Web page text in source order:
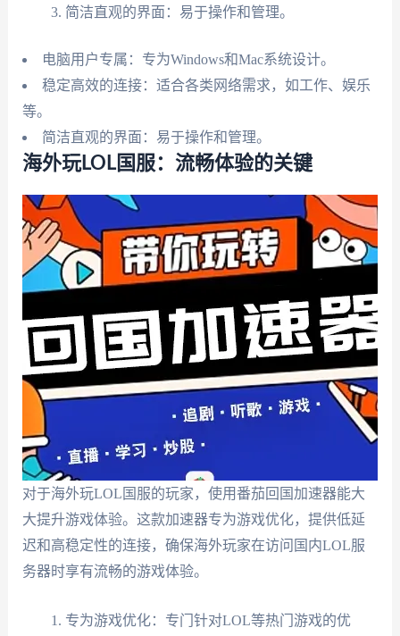
简洁直观的界面：易于操作和管理。
电脑用户专属：专为Windows和Mac系统设计。
稳定高效的连接：适合各类网络需求，如工作、娱乐
等。
简洁直观的界面：易于操作和管理。
海外玩LOL国服：流畅体验的关键
对于海外玩LOL国服的玩家，使用番茄回国加速器能大
大提升游戏体验。这款加速器专为游戏优化，提供低延
迟和高稳定性的连接，确保海外玩家在访问国内LOL服
务器时享有流畅的游戏体验。
专为游戏优化：专门针对LOL等热门游戏的优